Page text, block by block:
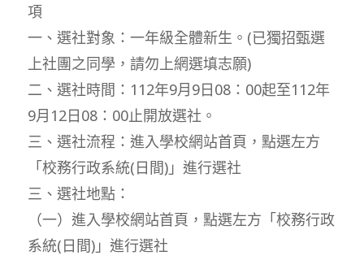
項
一、選社對象：一年級全體新生。(已獨招甄選
上社團之同學，請勿上網選填志願)
二、選社時間：112年9月9日08：00起至112年
9月12日08：00止開放選社。
三、選社流程：進入學校網站首頁，點選左方
「校務行政系統(日間)」進行選社
三、選社地點：
（一）進入學校網站首頁，點選左方「校務行政
系統(日間)」進行選社